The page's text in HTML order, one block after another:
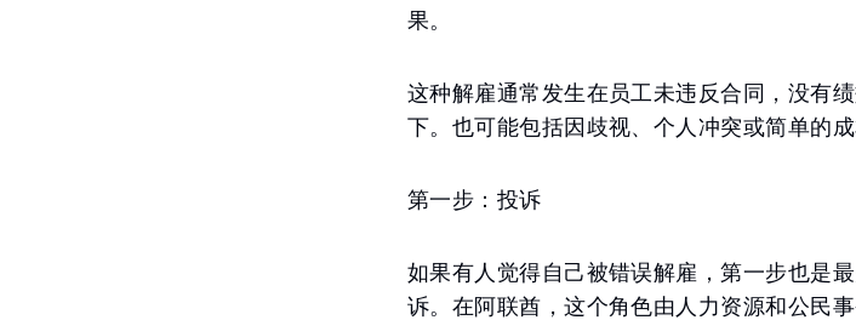
果。
这种解雇通常发生在员工未违反合同，没有
下。也可能包括因歧视、个人冲突或简单的
第一步：投诉
如果有人觉得自己被错误解雇，第一步也是
诉。在阿联酋，这个角色由人力资源和公民